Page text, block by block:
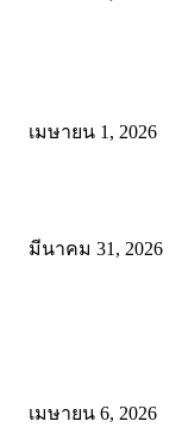
เมษายน 1, 2026
มีนาคม 31, 2026
เมษายน 6, 2026